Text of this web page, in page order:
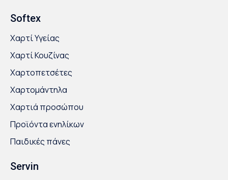
Softex
Χαρτί Υγείας
Χαρτί Κουζίνας
Χαρτοπετσέτες
Χαρτομάντηλα
Χαρτιά προσώπου
Προϊόντα ενηλίκων
Παιδικές πάνες
Servin